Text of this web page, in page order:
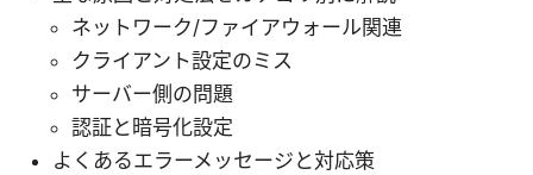
ネットワーク/ファイアウォール関連
クライアント設定のミス
サーバー側の問題
認証と暗号化設定
よくあるエラーメッセージと対応策